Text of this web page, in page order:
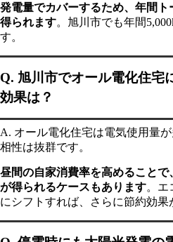
発電量でカバーするため、年間
得られます。旭川市でも年間
す。
Q. 旭川市でオール電化住宅
効果は？
A. オール電化住宅は電気使用量
相性は抜群です。
昼間の自家消費率を高めること
が得られるケースもあります。エ
にシフトすれば、さらに節約効果